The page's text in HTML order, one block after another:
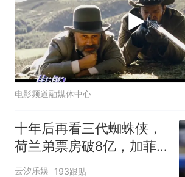
电影频道融媒体中心
十年后再看三代蜘蛛侠，
荷兰弟票房破8亿，加菲
两度提名奥斯卡
云汐乐娱 193跟贴